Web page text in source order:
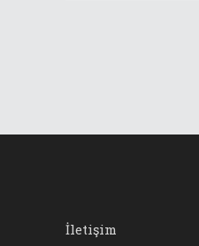
İletişim